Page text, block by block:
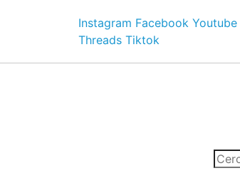
Instagram Facebook Youtube
Threads Tiktok